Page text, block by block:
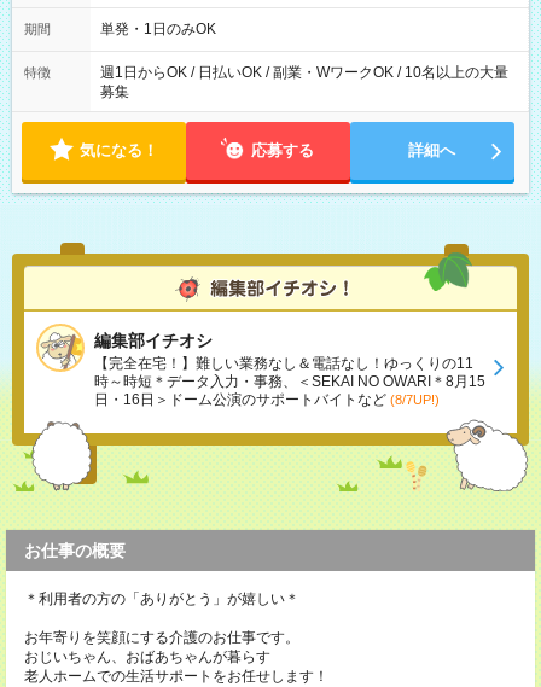
勤務 勤務：月・水・金 休み：火・木・土・日 好きな時にお仕事
可能です！ ※1日あたりの最大実働時間は日勤、夜勤共に勤務し
期間 単発・1日のみOK
特徴
週1日からOK / 日払いOK / 副業・WワークOK / 10名以上の大量
募集
気になる！ 応募する 詳細へ
編集部イチオシ
【完全在宅！】難しい業務なし＆電話なし！ゆっくりの11
時～時短＊データ入力・事務、＜SEKAI NO OWARI＊8月15
日・16日＞ドーム公演のサポートバイトなど (8/7UP!)
お仕事の概要
＊利用者の方の「ありがとう」が嬉しい＊
お年寄りを笑顔にする介護のお仕事です。
おじいちゃん、おばあちゃんが暮らす
老人ホームでの生活サポートをお任せします！